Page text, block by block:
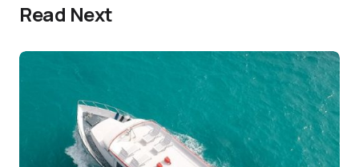
Read Next